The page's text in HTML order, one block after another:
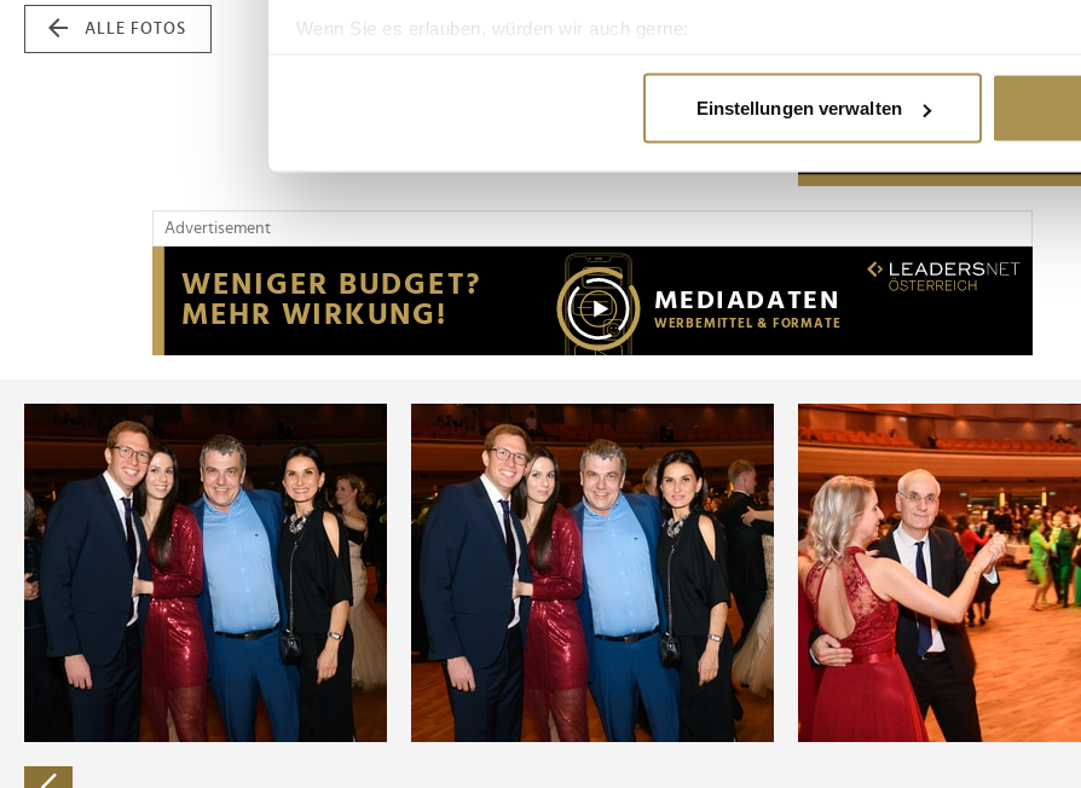
Wenn Sie es erlauben, würden wir auch gerne:
Erfahren Sie mehr darüber, wie Ihre persönlichen Daten verarbeitet werden, und legen Sie
Wir verwenden Cookies, um Inhalte und Anzeigen zu personalisieren, Funktionen für soziale
Website an unsere Partner für soziale Medien, Werbung und Analysen weiter. Unsere
möglicherweise mit weiteren Daten zusammen, die Sie ihnen bereitgestellt haben oder die
der Dienste gesammelt haben.
Einstellungen verwalten
ALLE FOTOS
Advertisement